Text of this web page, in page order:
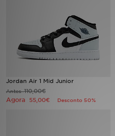
Jordan Air 1 Mid Junior
Antes110,00€
Agora 55,00€ Desconto 50%
FUTEBOL JD
LOCALIZADOR DE LOJAS